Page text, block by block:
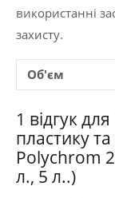
використанні
захисту.
Об'єм
1 відгук для
пластику
Polychrom
л., 5 л..)